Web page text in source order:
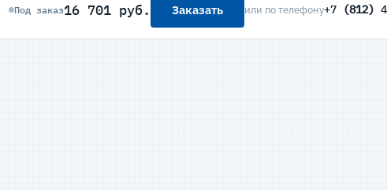
Под заказ16 701 руб. Заказать или по телефону+7 (812)